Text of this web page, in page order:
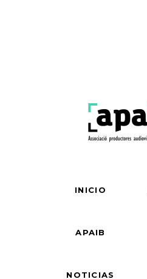
INICIO
APAIB
NOTICIAS